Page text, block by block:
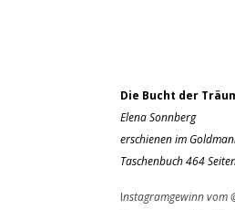
Die Bucht der
Elena Sonnberg
erschienen im
Taschenbuch 464
Instagramgewinn vom